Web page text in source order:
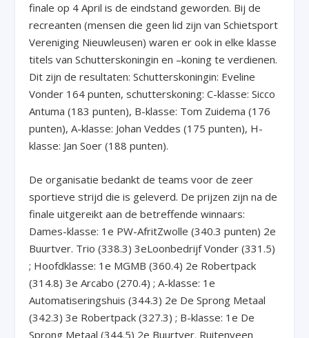
finale op 4 April is de eindstand geworden. Bij de
recreanten (mensen die geen lid zijn van Schietsport
Vereniging Nieuwleusen) waren er ook in elke klasse
titels van Schutterskoningin en –koning te verdienen.
Dit zijn de resultaten: Schutterskoningin: Eveline
Vonder 164 punten, schutterskoning: C-klasse: Sicco
Antuma (183 punten), B-klasse: Tom Zuidema (176
punten), A-klasse: Johan Veddes (175 punten), H-
klasse: Jan Soer (188 punten).
De organisatie bedankt de teams voor de zeer
sportieve strijd die is geleverd. De prijzen zijn na de
finale uitgereikt aan de betreffende winnaars:
Dames-klasse: 1e PW-AfritZwolle (340.3 punten) 2e
Buurtver. Trio (338.3) 3eLoonbedrijf Vonder (331.5)
; Hoofdklasse: 1e MGMB (360.4) 2e Robertpack
(314.8) 3e Arcabo (270.4) ; A-klasse: 1e
Automatiseringshuis (344.3) 2e De Sprong Metaal
(342.3) 3e Robertpack (327.3) ; B-klasse: 1e De
Sprong Metaal (344.5) 2e Buurtver. Ruitenveen